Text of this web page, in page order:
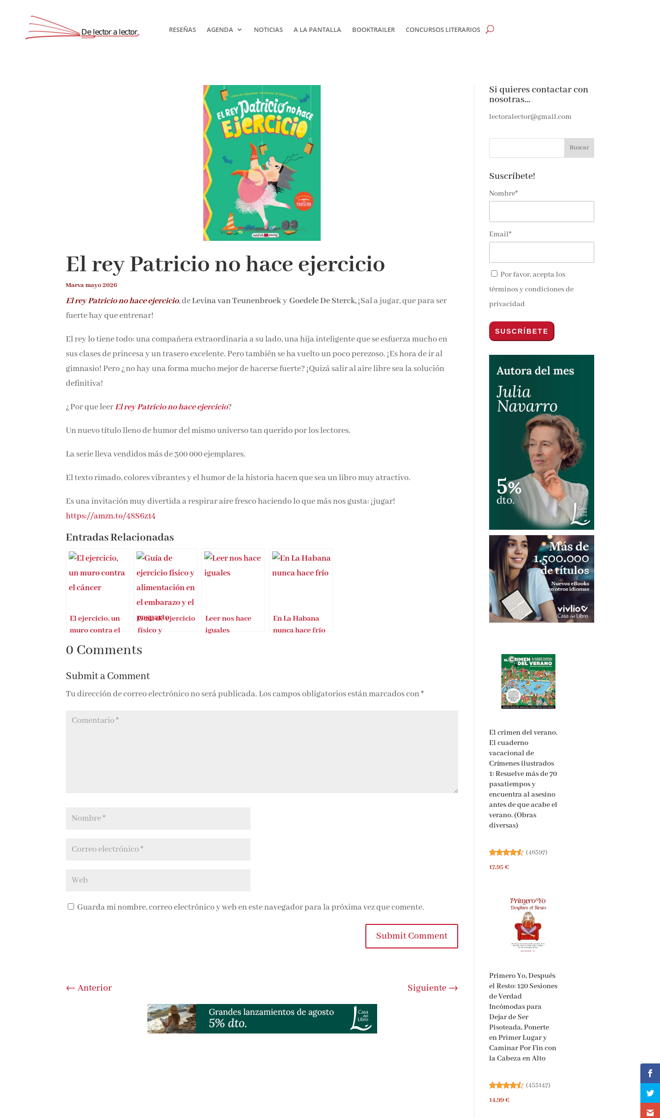
RESEÑAS AGENDA NOTICIAS A LA PANTALLA BOOKTRAILER CONCURSOS LITERARIOS
El rey Patricio no hace ejercicio
Maeva mayo 2026
El rey Patricio no hace ejercicio, deLevina van TeunenbroekyGoedele De Sterck,¡Sal a jugar, que para ser
fuerte hay que entrenar!
El rey lo tiene todo: una compañera extraordinaria a su lado, una hija inteligente que se esfuerza mucho en
sus clases de princesa y un trasero excelente. Pero también se ha vuelto un poco perezoso. ¡Es hora de ir al
gimnasio! Pero ¿no hay una forma mucho mejor de hacerse fuerte? ¡Quizá salir al aire libre sea la solución
definitiva!
¿Por que leerEl rey Patricio no hace ejercicio?
Un nuevo título lleno de humor del mismo universo tan querido por los lectores.
La serie lleva vendidos más de 300 000 ejemplares.
El texto rimado, colores vibrantes y el humor de la historia hacen que sea un libro muy atractivo.
Es una invitación muy divertida a respirar aire fresco haciendo lo que más nos gusta: ¡jugar!
https://amzn.to/48S6z14
Entradas Relacionadas
El ejercicio, un
muro contra el
Guía de ejercicio
físico y
el embarazo y el
Leer nos hace
iguales
En La Habana
nunca hace frío
0 Comments
Submit a Comment
Tu dirección de correo electrónico no será publicada. Los campos obligatorios están marcados con*
Guarda mi nombre, correo electrónico y web en este navegador para la próxima vez que comente.
Submit Comment
←Anterior Siguiente→
Si quieres contactar con
nosotras…
lectoralector@gmail.com
Suscríbete!
Nombre*
Email*
Por favor, acepta los
términos y condiciones de
privacidad
El crimen del verano.
El cuaderno
vacacional de
Crímenes ilustrados
1: Resuelve más de 70
pasatiempos y
encuentra al asesino
antes de que acabe el
verano. (Obras
diversas)
(46597)
17,95 €
Primero Yo, Después
el Resto: 120 Sesiones
de Verdad
Incómodas para
Dejar de Ser
Pisoteada, Ponerte
en Primer Lugar y
Caminar Por Fin con
la Cabeza en Alto
(455147)
14,99 €